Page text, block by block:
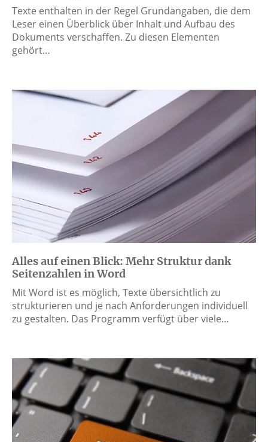
Texte enthalten in der Regel Grundangaben, die dem
Leser einen Überblick über Inhalt und Aufbau des
Dokuments verschaffen. Zu diesen Elementen
gehört…
Alles auf einen Blick: Mehr Struktur dank
Seitenzahlen in Word
Mit Word ist es möglich, Texte übersichtlich zu
strukturieren und je nach Anforderungen individuell
zu gestalten. Das Programm verfügt über viele…